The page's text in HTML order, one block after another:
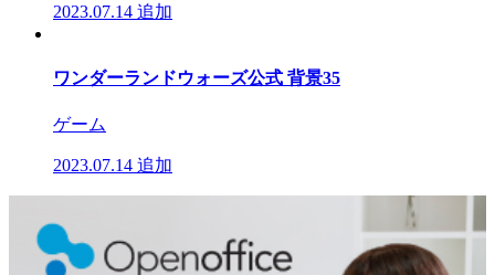
2023.07.14 追加
ワンダーランドウォーズ公式 背景35
ゲーム
2023.07.14 追加